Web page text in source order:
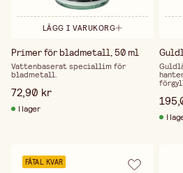
LÄGG I VARUKORG
Primer för bladmetall, 50 ml
Vattenbaserat speciallim för
bladmetall.
72,90 kr
I lager
I
FÅTAL KVAR